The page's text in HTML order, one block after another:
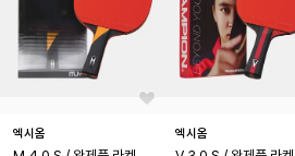
엑시옴 엑시옴